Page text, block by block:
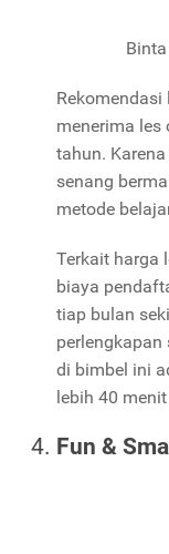
menerima
tahun.
senang
metode
Terkait harga
biaya
tiap bulan
perlengkapan
di bimbel ini
lebih 40
Fun &